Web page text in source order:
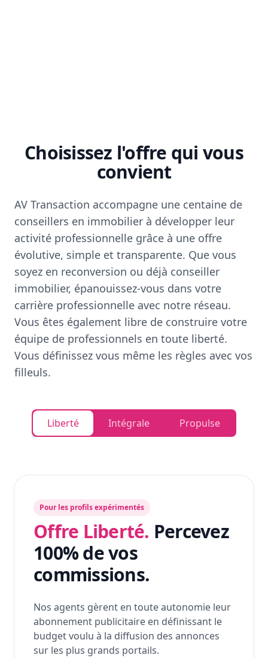
Choisissez l'offre qui vous
convient
AV Transaction accompagne une centaine de
conseillers en immobilier à développer leur
activité professionnelle grâce à une offre
évolutive, simple et transparente. Que vous
soyez en reconversion ou déjà conseiller
immobilier, épanouissez-vous dans votre
carrière professionnelle avec notre réseau.
Vous êtes également libre de construire votre
équipe de professionnels en toute liberté.
Vous définissez vous même les règles avec vos
filleuls.
Liberté Intégrale Propulse
Pour les profils expérimentés
Offre Liberté. Percevez
100% de vos
commissions.
Nos agents gèrent en toute autonomie leur
abonnement publicitaire en définissant le
budget voulu à la diffusion des annonces
sur les plus grands portails.